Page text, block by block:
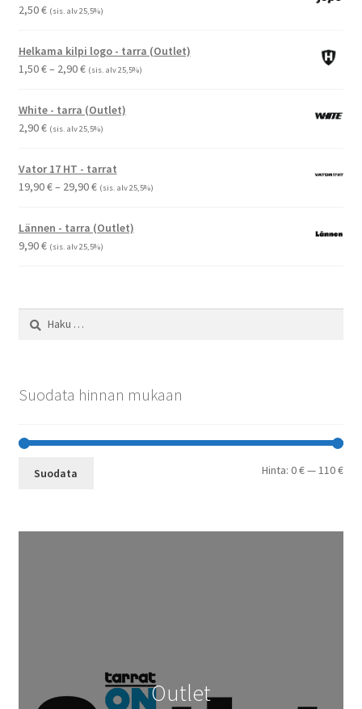
2,50€ (sis. alv 25,5%)
Helkama kilpi logo - tarra (Outlet)
1,50€– 2,90€Hintaluokka:
-
2,90 €
(sis. alv 25,5%)
White - tarra (Outlet)
2,90€ (sis. alv 25,5%)
Vator 17 HT - tarrat
19,90€– 29,90€Hintaluokka:
-
29,90 €
(sis. alv 25,5%)
Lännen - tarra (Outlet)
9,90€ (sis. alv 25,5%)
Haku:
Suodata hinnan mukaan
Suodata Hinta:0 €—110 €
Outlet